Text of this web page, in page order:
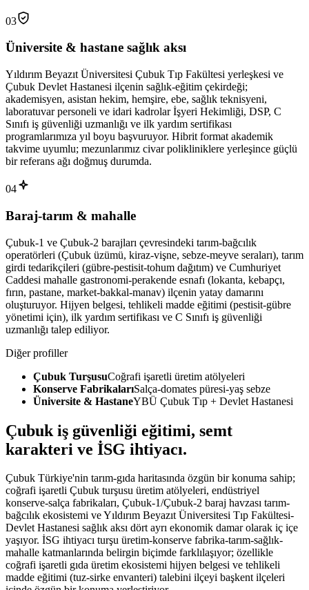
03
Üniversite & hastane sağlık aksı
Yıldırım Beyazıt Üniversitesi Çubuk Tıp Fakültesi yerleşkesi ve
Çubuk Devlet Hastanesi ilçenin sağlık-eğitim çekirdeği;
akademisyen, asistan hekim, hemşire, ebe, sağlık teknisyeni,
laboratuvar personeli ve idari kadrolar İşyeri Hekimliği, DSP, C
Sınıfı iş güvenliği uzmanlığı ve ilk yardım sertifikası
programlarımıza yıl boyu başvuruyor. Hibrit format akademik
takvime uyumlu; mezunlarımız civar polikliniklere yerleşince güçlü
bir referans ağı doğmuş durumda.
04
Baraj-tarım & mahalle
Çubuk-1 ve Çubuk-2 barajları çevresindeki tarım-bağcılık
operatörleri (Çubuk üzümü, kiraz-vişne, sebze-meyve seraları), tarım
girdi tedarikçileri (gübre-pestisit-tohum dağıtım) ve Cumhuriyet
Caddesi mahalle gastronomi-perakende esnafı (lokanta, kebapçı,
fırın, pastane, market-bakkal-manav) ilçenin yatay damarını
oluşturuyor. Hijyen belgesi, tehlikeli madde eğitimi (pestisit-gübre
yönetimi için), ilk yardım sertifikası ve C Sınıfı iş güvenliği
uzmanlığı talep ediliyor.
Diğer profiller
Çubuk TurşusuCoğrafi işaretli üretim atölyeleri
Konserve FabrikalarıSalça-domates püresi-yaş sebze
Üniversite & HastaneYBÜ Çubuk Tıp + Devlet Hastanesi
Çubuk iş güvenliği eğitimi, semt
karakteri ve İSG ihtiyacı.
Çubuk Türkiye'nin tarım-gıda haritasında özgün bir konuma sahip;
coğrafi işaretli Çubuk turşusu üretim atölyeleri, endüstriyel
konserve-salça fabrikaları, Çubuk-1/Çubuk-2 baraj havzası tarım-
bağcılık ekosistemi ve Yıldırım Beyazıt Üniversitesi Tıp Fakültesi-
Devlet Hastanesi sağlık aksı dört ayrı ekonomik damar olarak iç içe
yaşıyor. İSG ihtiyacı turşu üretim-konserve fabrika-tarım-sağlık-
mahalle katmanlarında belirgin biçimde farklılaşıyor; özellikle
coğrafi işaretli gıda üretim ekosistemi hijyen belgesi ve tehlikeli
madde eğitimi (tuz-sirke envanteri) talebini ilçeyi başkent ilçeleri